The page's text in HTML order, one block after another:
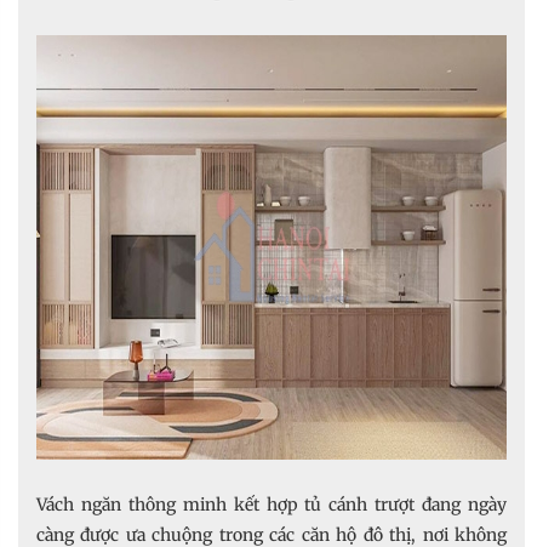
Vách ngăn thông minh kết hợp tủ cánh trượt đang ngày
càng được ưa chuộng trong các căn hộ đô thị, nơi không